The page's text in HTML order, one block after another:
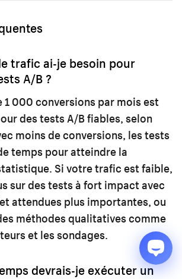
trafic ai-je besoin pour
A/B ?
1 000 conversions par mois est
des tests A/B fiables, selon
moins de conversions, les tests
temps pour atteindre la
Si votre trafic est faible,
sur des tests à fort impact avec
attendues plus importantes, ou
méthodes qualitatives comme
et les sondages.
devrais-je exécuter un